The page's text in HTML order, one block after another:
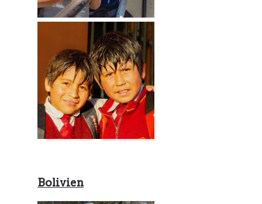
Bolivien